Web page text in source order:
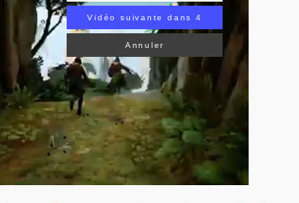
Vidéo suivante dans 3
Annuler